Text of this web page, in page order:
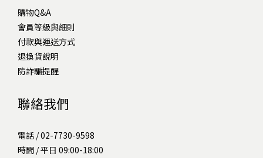
購物Q&A
會員等級與細則
付款與運送方式
退換貨說明
防詐騙提醒
聯絡我們
電話 / 02-7730-9598
時間 / 平日 09:00-18:00